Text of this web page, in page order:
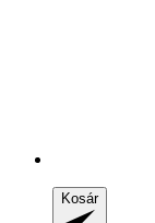
Kosár